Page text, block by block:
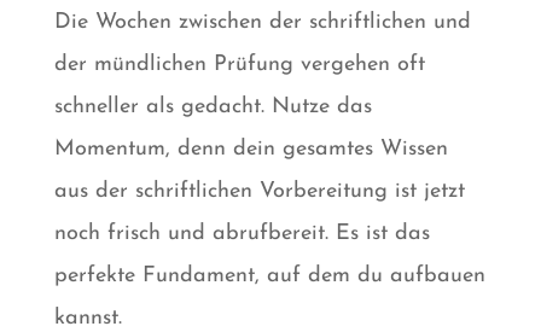
Die Wochen zwischen der schriftlichen und
der mündlichen Prüfung vergehen oft
schneller als gedacht. Nutze das
Momentum, denn dein gesamtes Wissen
aus der schriftlichen Vorbereitung ist jetzt
noch frisch und abrufbereit. Es ist das
perfekte Fundament, auf dem du aufbauen
kannst.